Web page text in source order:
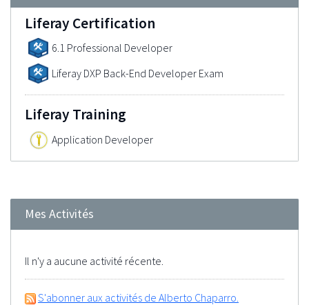
Liferay Certification
6.1 Professional Developer
Liferay DXP Back-End Developer Exam
Liferay Training
Application Developer
Mes Activités
Il n'y a aucune activité récente.
S'abonner aux activités de Alberto Chaparro.